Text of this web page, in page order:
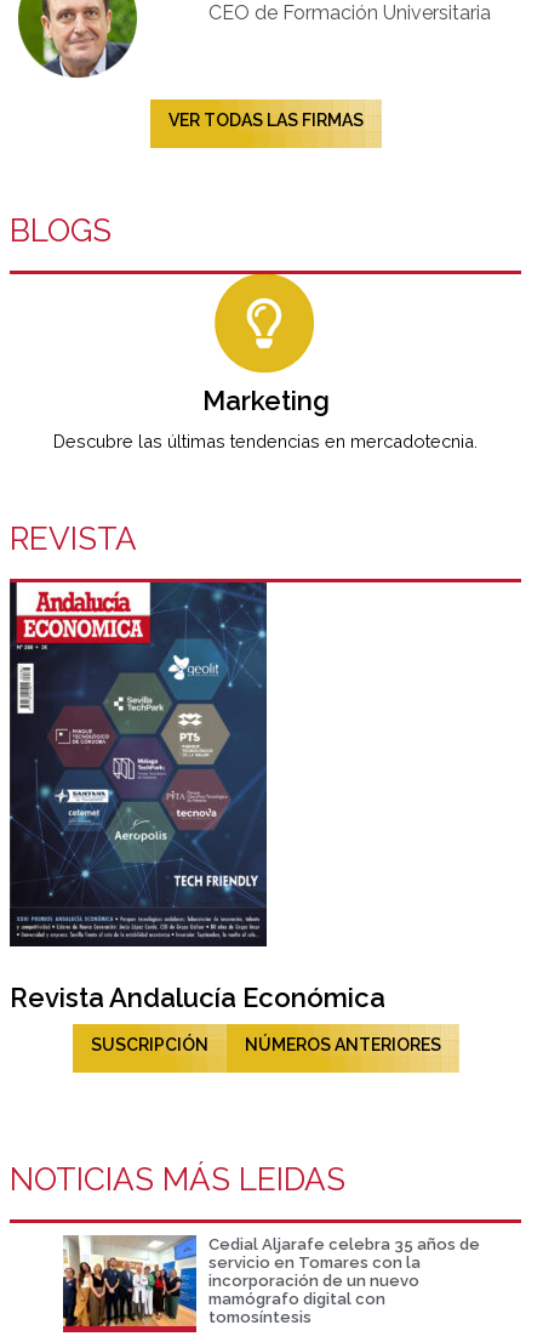
CEO de Formación Universitaria​
VER TODAS LAS FIRMAS
BLOGS
Marketing
Descubre las últimas tendencias en mercadotecnia.
REVISTA
Revista Andalucía Económica
SUSCRIPCIÓN NÚMEROS ANTERIORES
NOTICIAS MÁS LEIDAS
Cedial Aljarafe celebra 35 años de
servicio en Tomares con la
incorporación de un nuevo
mamógrafo digital con
tomosíntesis